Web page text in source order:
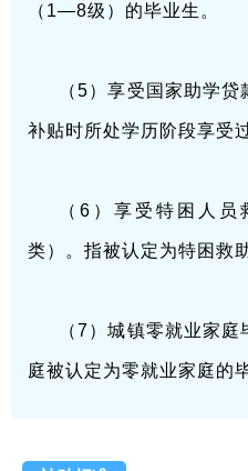
（1—8级）的毕业生。
（5）享受国家助学
补贴时所处学历阶段享受
（6）享受特困人
类）。指被认定为特困救
（7）城镇零就业家
庭被认定为零就业家庭的